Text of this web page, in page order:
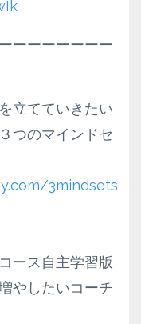
ーーーーーーー
立てていきたい
つのマインドセ
3mindsets
ース自主学習版
やしたいコーチ